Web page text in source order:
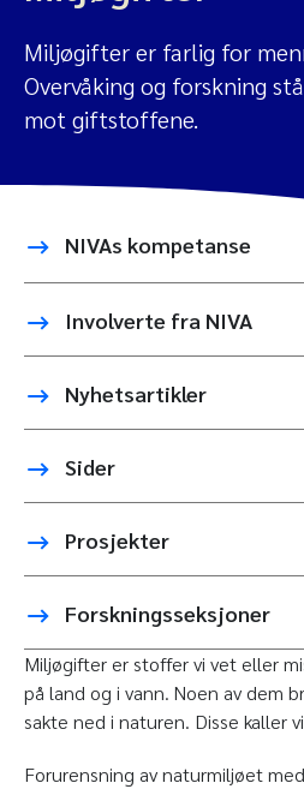
Miljøgifter er farlig for
Overvåking og forskning
mot giftstoffene.
NIVAs kompetanse
Involverte fra NIVA
Nyhetsartikler
Sider
Prosjekter
Forskningsseksjoner
Miljøgifter er stoffer vi vet eller
på land og i vann. Noen av dem
sakte ned i naturen. Disse kaller
Forurensning av naturmiljøet